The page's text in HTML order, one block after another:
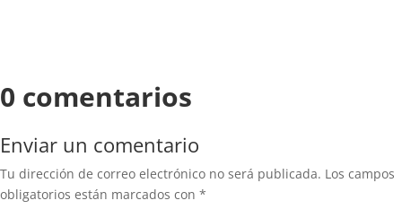
0 comentarios
Enviar un comentario
Tu dirección de correo electrónico no será publicada. Los campos
obligatorios están marcados con *